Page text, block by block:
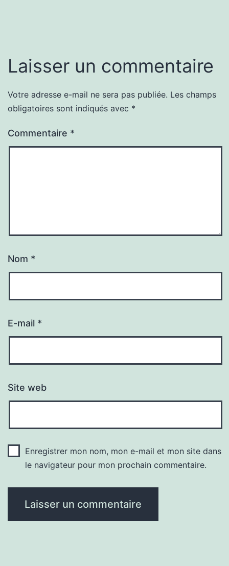
Laisser un commentaire
Votre adresse e-mail ne sera pas publiée. Les champs
obligatoires sont indiqués avec *
Commentaire *
Nom *
E-mail *
Site web
Enregistrer mon nom, mon e-mail et mon site dans
le navigateur pour mon prochain commentaire.